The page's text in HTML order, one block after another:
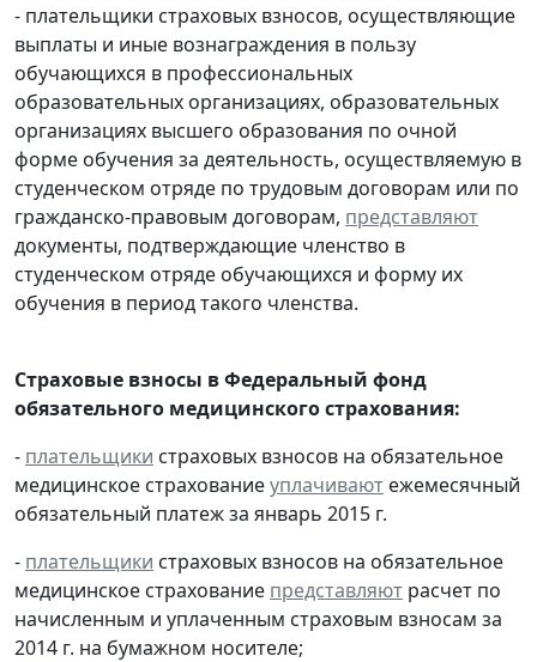
- плательщики страховых взносов, осуществляющие
выплаты и иные вознаграждения в пользу
обучающихся в профессиональных
образовательных организациях, образовательных
организациях высшего образования по очной
форме обучения за деятельность, осуществляемую в
студенческом отряде по трудовым договорам или по
гражданско-правовым договорам, представляют
документы, подтверждающие членство в
студенческом отряде обучающихся и форму их
обучения в период такого членства.
Страховые взносы в Федеральный фонд
обязательного медицинского страхования:
- плательщики страховых взносов на обязательное
медицинское страхованиеуплачивают ежемесячный
обязательный платеж за январь 2015 г.
- плательщики страховых взносов на обязательное
медицинское страхование представляют расчет по
начисленным и уплаченным страховым взносам за
2014 г. на бумажном носителе;